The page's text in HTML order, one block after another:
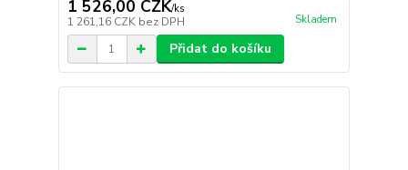
1 526,00 CZK/ks
1 261,16 CZK bez DPH Skladem
Přidat do košíku